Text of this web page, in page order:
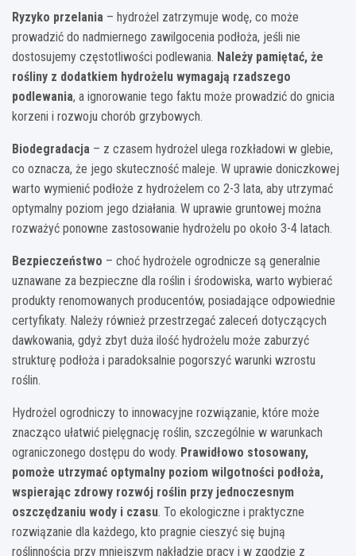
Ryzyko przelania – hydrożel zatrzymuje wodę, co może
prowadzić do nadmiernego zawilgocenia podłoża, jeśli nie
dostosujemy częstotliwości podlewania. Należy pamiętać, że
rośliny z dodatkiem hydrożelu wymagają rzadszego
podlewania, a ignorowanie tego faktu może prowadzić do gnicia
korzeni i rozwoju chorób grzybowych.
Biodegradacja – z czasem hydrożel ulega rozkładowi w glebie,
co oznacza, że jego skuteczność maleje. W uprawie doniczkowej
warto wymienić podłoże z hydrożelem co 2-3 lata, aby utrzymać
optymalny poziom jego działania. W uprawie gruntowej można
rozważyć ponowne zastosowanie hydrożelu po około 3-4 latach.
Bezpieczeństwo – choć hydrożele ogrodnicze są generalnie
uznawane za bezpieczne dla roślin i środowiska, warto wybierać
produkty renomowanych producentów, posiadające odpowiednie
certyfikaty. Należy również przestrzegać zaleceń dotyczących
dawkowania, gdyż zbyt duża ilość hydrożelu może zaburzyć
strukturę podłoża i paradoksalnie pogorszyć warunki wzrostu
roślin.
Hydrożel ogrodniczy to innowacyjne rozwiązanie, które może
znacząco ułatwić pielęgnację roślin, szczególnie w warunkach
ograniczonego dostępu do wody. Prawidłowo stosowany,
pomoże utrzymać optymalny poziom wilgotności podłoża,
wspierając zdrowy rozwój roślin przy jednoczesnym
oszczędzaniu wody i czasu. To ekologiczne i praktyczne
rozwiązanie dla każdego, kto pragnie cieszyć się bujną
roślinnością przy mniejszym nakładzie pracy i w zgodzie z